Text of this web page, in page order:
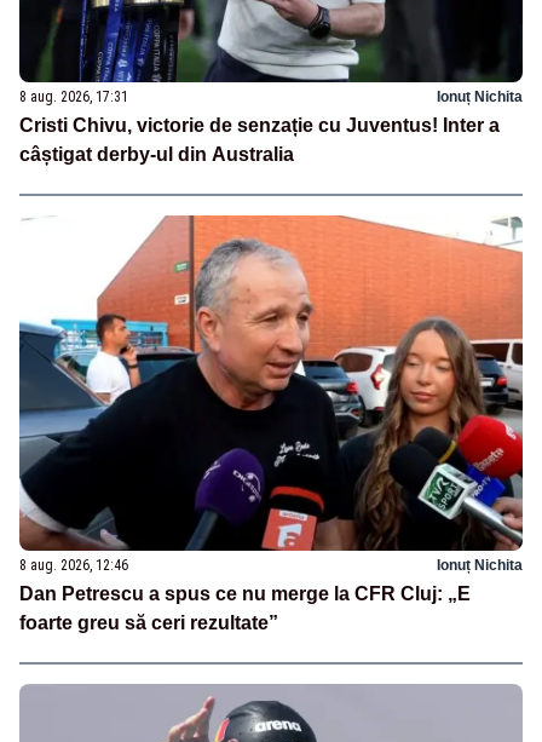
8 aug. 2026, 17:31 Ionuț Nichita
Cristi Chivu, victorie de senzație cu Juventus! Inter a
câștigat derby-ul din Australia
8 aug. 2026, 12:46 Ionuț Nichita
Dan Petrescu a spus ce nu merge la CFR Cluj: „E
foarte greu să ceri rezultate”